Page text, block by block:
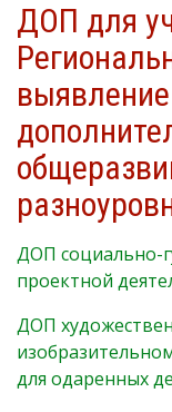
ДОП для
ДОП социально-
проектной
ДОП
для одаренных